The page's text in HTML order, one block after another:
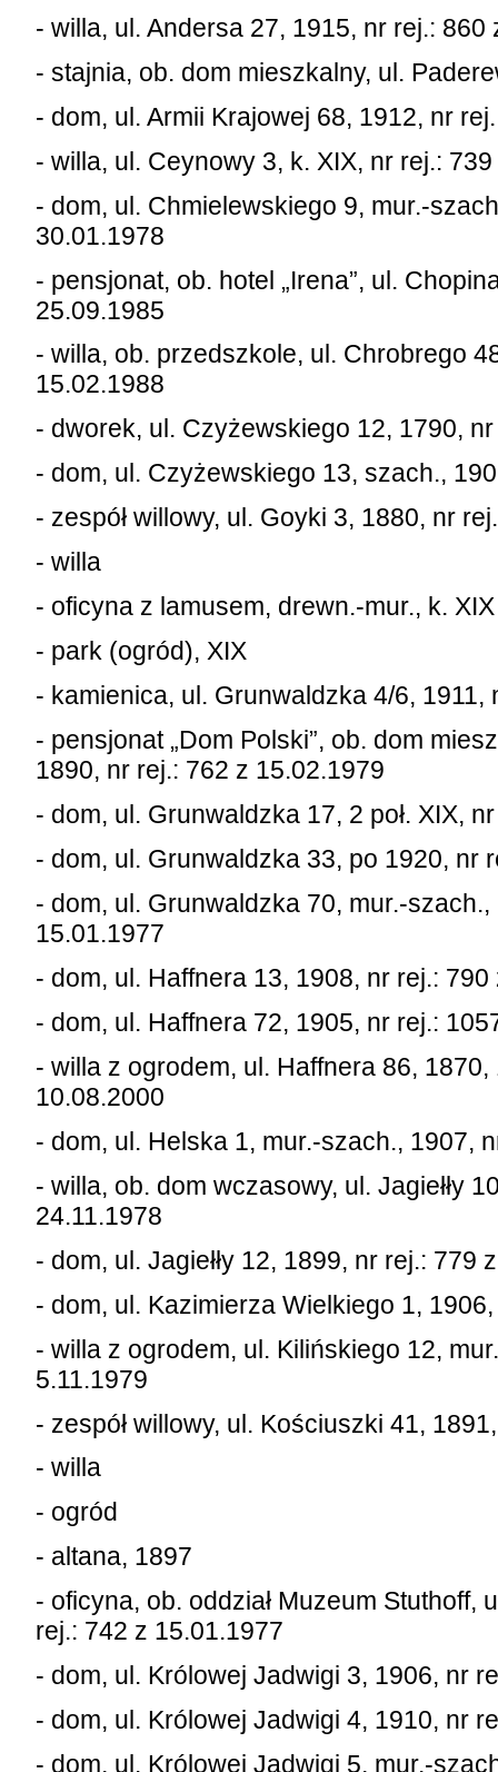
- willa, ul. Andersa 27, 1915, nr rej.: 860
- stajnia, ob. dom mieszkalny, ul.
- dom, ul. Armii Krajowej 68, 1912, nr
- willa, ul. Ceynowy 3, k. XIX, nr rej.:
- dom, ul. Chmielewskiego 9, mur.-
30.01.1978
- pensjonat, ob. hotel „Irena”, ul.
25.09.1985
- willa, ob. przedszkole, ul. Chrobrego
15.02.1988
- dworek, ul. Czyżewskiego 12, 1790,
- dom, ul. Czyżewskiego 13, szach.,
- zespół willowy, ul. Goyki 3, 1880, nr
- willa
- oficyna z lamusem, drewn.-mur., k. XIX
- park (ogród), XIX
- kamienica, ul. Grunwaldzka 4/6, 1911,
- pensjonat „Dom Polski”, ob. dom
1890, nr rej.: 762 z 15.02.1979
- dom, ul. Grunwaldzka 17, 2 poł. XIX,
- dom, ul. Grunwaldzka 33, po 1920, nr
- dom, ul. Grunwaldzka 70, mur.-
15.01.1977
- dom, ul. Haffnera 13, 1908, nr rej.:
- dom, ul. Haffnera 72, 1905, nr rej.:
- willa z ogrodem, ul. Haffnera 86,
10.08.2000
- dom, ul. Helska 1, mur.-szach., 1907,
- willa, ob. dom wczasowy, ul. Jagiełły
24.11.1978
- dom, ul. Jagiełły 12, 1899, nr rej.: 779
- dom, ul. Kazimierza Wielkiego 1,
- willa z ogrodem, ul. Kilińskiego 12,
5.11.1979
- zespół willowy, ul. Kościuszki 41,
- willa
- ogród
- altana, 1897
- oficyna, ob. oddział Muzeum Stuthoff,
rej.: 742 z 15.01.1977
- dom, ul. Królowej Jadwigi 3, 1906, nr
- dom, ul. Królowej Jadwigi 4, 1910, nr
- dom, ul. Królowej Jadwigi 5, mur.-